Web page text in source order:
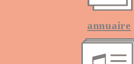
annuaire